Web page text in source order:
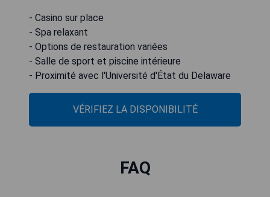
- Casino sur place
- Spa relaxant
- Options de restauration variées
- Salle de sport et piscine intérieure
- Proximité avec l'Université d'État du Delaware
VÉRIFIEZ LA DISPONIBILITÉ
FAQ